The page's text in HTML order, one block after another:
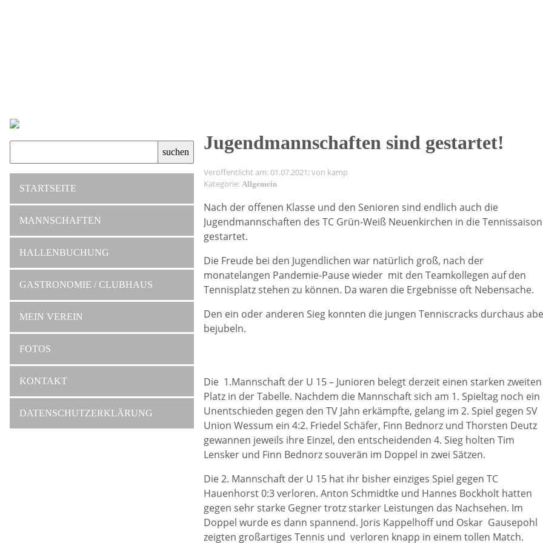
STARTSEITE
MANNSCHAFTEN
HALLENBUCHUNG
GASTRONOMIE / CLUBHAUS
MEIN VEREIN
FOTOS
KONTAKT
DATENSCHUTZERKLÄRUNG
Jugendmannschaften sind gestartet!
Veröffentlicht am: 01.07.2021; von kamp
Kategorie: Allgemein
Nach der offenen Klasse und den Senioren sind endlich auch die
Jugendmannschaften des TC Grün-Weiß Neuenkirchen in die Tennissaison
gestartet.
Die Freude bei den Jugendlichen war natürlich groß, nach der
monatelangen Pandemie-Pause wieder mit den Teamkollegen auf den
Tennisplatz stehen zu können. Da waren die Ergebnisse oft Nebensache.
Den ein oder anderen Sieg konnten die jungen Tenniscracks durchaus
bejubeln.
Die 1.Mannschaft der U 15 – Junioren belegt derzeit einen starken zweiten
Platz in der Tabelle. Nachdem die Mannschaft sich am 1. Spieltag noch ein
Unentschieden gegen den TV Jahn erkämpfte, gelang im 2. Spiel gegen SV
Union Wessum ein 4:2. Friedel Schäfer, Finn Bednorz und Thorsten Deutz
gewannen jeweils ihre Einzel, den entscheidenden 4. Sieg holten Tim
Lensker und Finn Bednorz souverän im Doppel in zwei Sätzen.
Die 2. Mannschaft der U 15 hat ihr bisher einziges Spiel gegen TC
Hauenhorst 0:3 verloren. Anton Schmidtke und Hannes Bockholt hatten
gegen sehr starke Gegner trotz starker Leistungen das Nachsehen. Im
Doppel wurde es dann spannend. Joris Kappelhoff und Oskar Gausepohl
zeigten großartiges Tennis und verloren knapp in einem tollen Match.